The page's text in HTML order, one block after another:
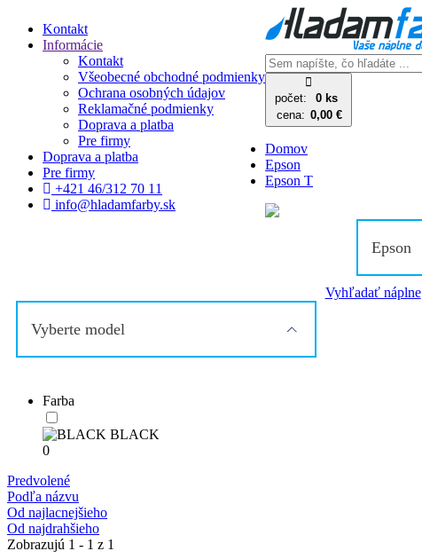
Kontakt
Informácie
Kontakt
Všeobecné obchodné podmienky
Ochrana osobných údajov
Reklamačné podmienky
Doprava a platba
Pre firmy
Doprava a platba
Pre firmy
+421 46/312 70 11
info@hladamfarby.sk
počet:
0 ks
cena: 0,00 €
Domov
Epson
Epson T
Epson
Vyberte model
Vyhľadať náplne
Farba
BLACK
0
Predvolené
Podľa názvu
Od najlacnejšieho
Od najdrahšieho
Zobrazujú 1 - 1 z 1